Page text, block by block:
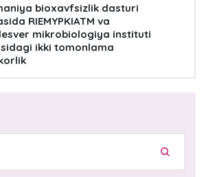
bioxavfsizlik dasturi
RIEMYPKIATM va
mikrobiologiya instituti
ikki tomonlama